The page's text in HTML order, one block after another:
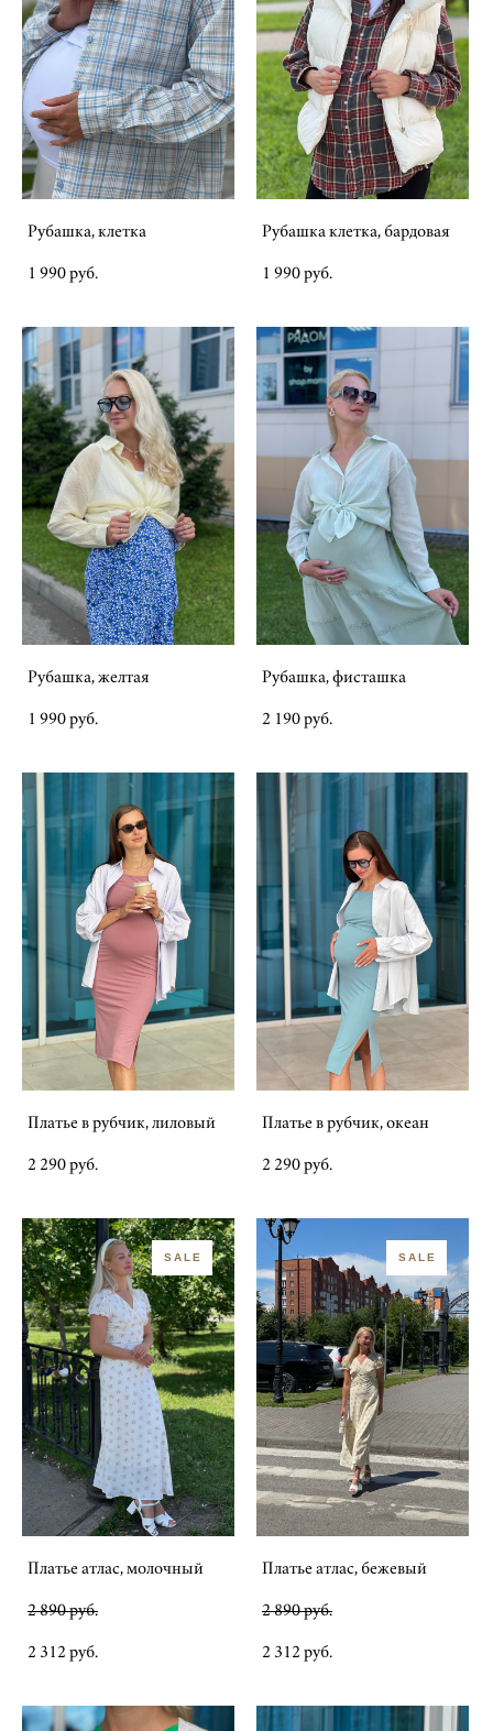
Рубашка, клетка
1 990 pуб.
Рубашка клетка, бардовая
1 990 pуб.
Рубашка, желтая
1 990 pуб.
Рубашка, фисташка
2 190 pуб.
Платье в рубчик, лиловый
2 290 pуб.
Платье в рубчик, океан
2 290 pуб.
SALE
Платье атлас, молочный
2 890 pуб.
2 312 pуб.
SALE
Платье атлас, бежевый
2 890 pуб.
2 312 pуб.